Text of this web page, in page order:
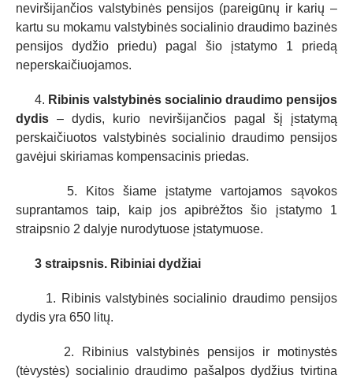
neviršijančios valstybinės pensijos (pareigūnų ir karių –
kartu su mokamu valstybinės socialinio draudimo bazinės
pensijos dydžio priedu) pagal šio įstatymo 1 priedą
neperskaičiuojamos.
4. Ribinis valstybinės socialinio draudimo pensijos
dydis – dydis, kurio neviršijančios pagal šį įstatymą
perskaičiuotos valstybinės socialinio draudimo pensijos
gavėjui skiriamas kompensacinis priedas.
5. Kitos šiame įstatyme vartojamos sąvokos
suprantamos taip, kaip jos apibrėžtos šio įstatymo 1
straipsnio 2 dalyje nurodytuose įstatymuose.
3 straipsnis. Ribiniai dydžiai
1. Ribinis valstybinės socialinio draudimo pensijos
dydis yra 650 litų.
2. Ribinius valstybinės pensijos ir motinystės
(tėvystės) socialinio draudimo pašalpos dydžius tvirtina